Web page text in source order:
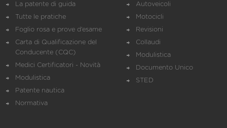
La patente di guida
Tutte le pratiche
Foglio rosa e prove d’esame
Carta di Qualificazione del
Conducente (CQC)
Medici Certificatori - Novità
Modulistica
Patente nautica
Normativa
Autoveicoli
Motocicli
Revisioni
Collaudi
Modulistica
Documento Unico
STED